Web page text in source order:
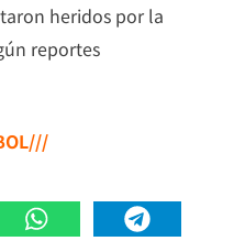
heridos por la
reportes